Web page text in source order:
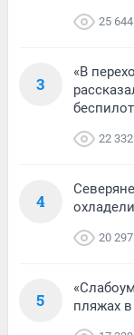
25 644
3
«В
22 332
4
20 297
5
пляжах